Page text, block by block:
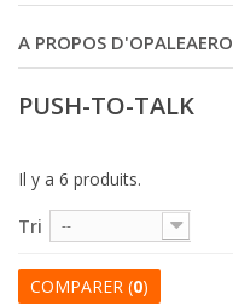
A PROPOS D'OPALEAERO
PUSH-TO-TALK
Il y a 6 produits.
Tri --
COMPARER (0)